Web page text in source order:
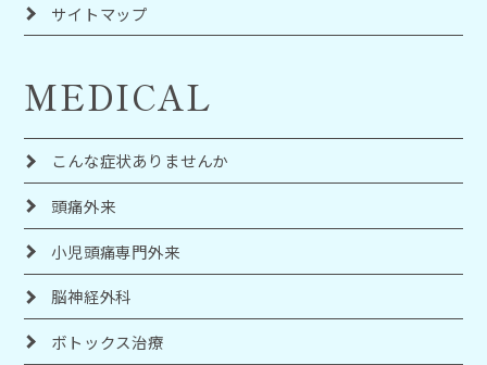
サイトマップ
MEDICAL
こんな症状ありませんか
頭痛外来
小児頭痛専門外来
脳神経外科
ボトックス治療